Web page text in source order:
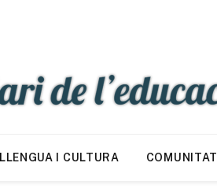
LLENGUA I CULTURA COMUNITAT